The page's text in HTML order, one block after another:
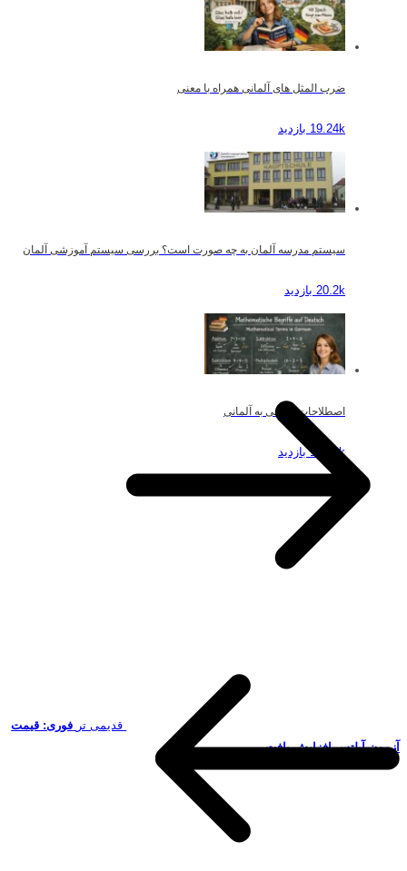
ضرب المثل های آلمانی همراه با معنی
19.24k بازدید
سیستم مدرسه آلمان به چه صورت است؟ بررسی سیستم آموزشی آلمان
20.2k بازدید
اصطلاحات ریاضی به آلمانی
19.49k بازدید
قدیمی تر فوری: قیمت
آزمون آیلتس افزایش یافت